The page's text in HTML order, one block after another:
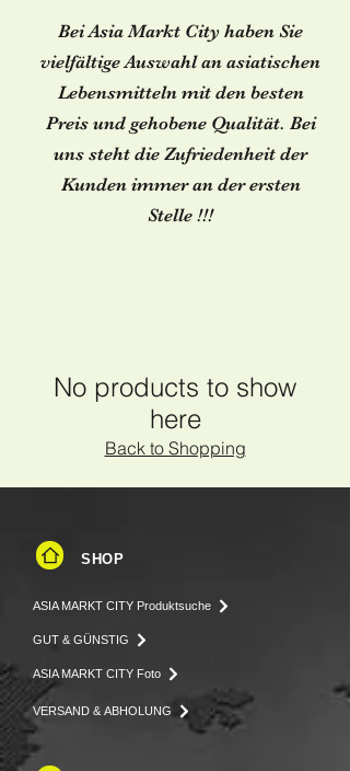
Bei Asia Markt City haben Sie
vielfältige Auswahl an asiatischen
Lebensmitteln mit den besten
Preis und gehobene Qualität. Bei
uns steht die Zufriedenheit der
Kunden immer an der ersten
Stelle !!!
No products to show
here
Back to Shopping
SHOP
ASIA MARKT CITY Produktsuche
GUT & GÜNSTIG
ASIA MARKT CITY Foto
VERSAND & ABHOLUNG